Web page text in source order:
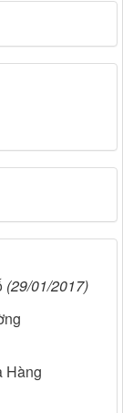
(29/01/2017)
Hàng